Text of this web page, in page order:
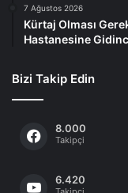
7 Ağustos 2026
Kürtaj Olması
Hastanesine
Bizi Takip Edin
8.000
Takipçi
6.420